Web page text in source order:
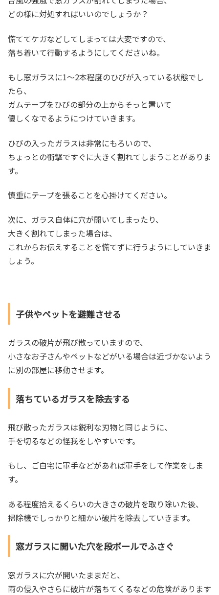
どの様に対処すればいいのでしょうか？
慌ててケガなどしてしまっては大変ですので、
落ち着いて行動するようにしてくださいね。
もし窓ガラスに1～2本程度のひびが入っている状態でし
たら、
ガムテープをひびの部分の上からそっと置いて
優しくなでるようにつけていきます。
ひびの入ったガラスは非常にもろいので、
ちょっとの衝撃ですぐに大きく割れてしまうことがありま
す。
慎重にテープを張ることを心掛けてください。
次に、ガラス自体に穴が開いてしまったり、
大きく割れてしまった場合は、
これからお伝えすることを慌てずに行うようにしていきま
しょう。
子供やペットを避難させる
ガラスの破片が飛び散っていますので、
小さなお子さんやペットなどがいる場合は近づかないよう
に別の部屋に移動させます。
落ちているガラスを除去する
飛び散ったガラスは鋭利な刃物と同じように、
手を切るなどの怪我をしやすいです。
もし、ご自宅に軍手などがあれば軍手をして作業をしま
す。
ある程度拾えるくらいの大きさの破片を取り除いた後、
掃除機でしっかりと細かい破片を除去していきます。
窓ガラスに開いた穴を段ボールでふさぐ
窓ガラスに穴が開いたままだと、
雨の侵入やさらに破片が落ちてくるなどの危険があります